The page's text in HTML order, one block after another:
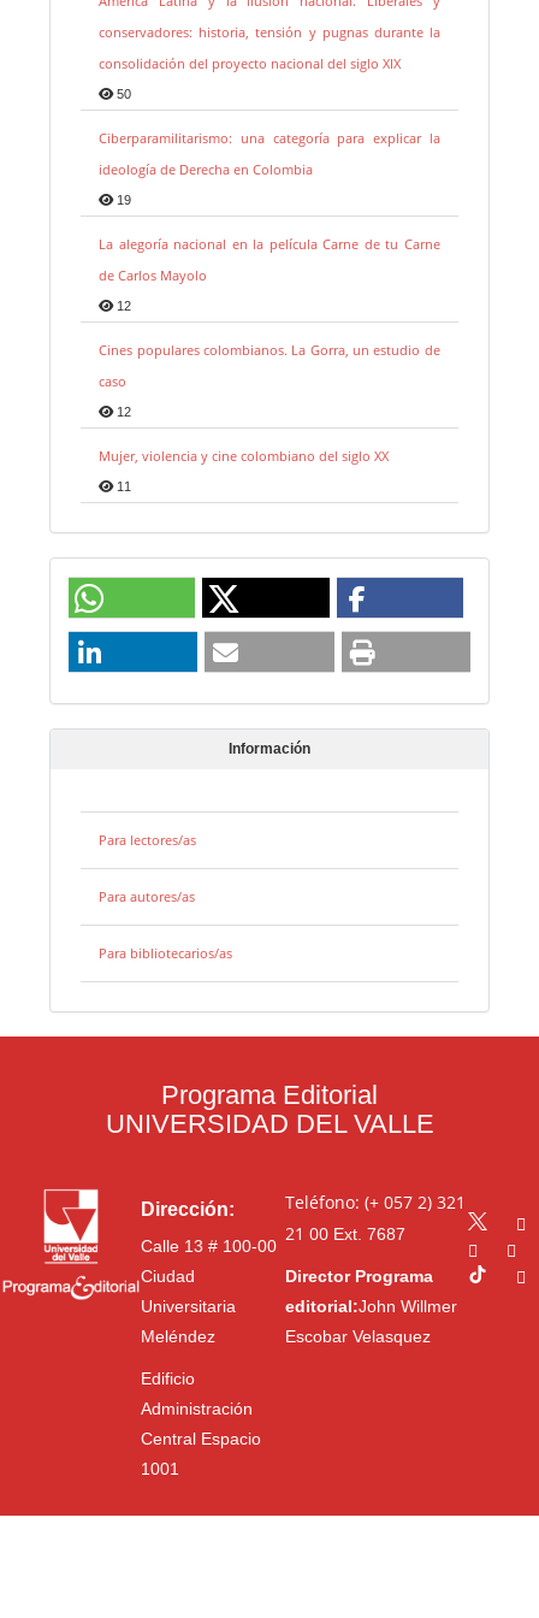
conservadores: historia, tensión y pugnas durante la
consolidación del proyecto nacional del siglo XIX
50
Ciberparamilitarismo: una categoría para explicar la
ideología de Derecha en Colombia
19
La alegoría nacional en la película Carne de tu Carne
de Carlos Mayolo
12
Cines populares colombianos. La Gorra, un estudio de
caso
12
Mujer, violencia y cine colombiano del siglo XX
11
Información
Para lectores/as
Para autores/as
Para bibliotecarios/as
Programa Editorial
UNIVERSIDAD DEL VALLE
Dirección:
Calle 13 # 100-00
Ciudad
Universitaria
Meléndez
Edificio
Administración
Central Espacio
1001
Teléfono: (+ 057 2) 321
21 00Ext. 7687
Director Programa
editorial:John Willmer
Escobar Velasquez